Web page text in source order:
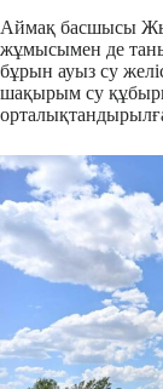
Аймақ басшысы
жұмысымен де
бұрын ауыз су
шақырым су